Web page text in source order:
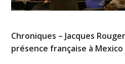
Chroniques – Jacques
présence française à Mexico